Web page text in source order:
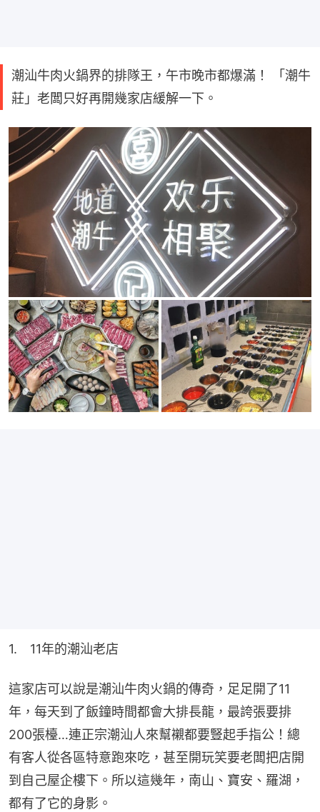
潮汕牛肉火鍋界的排隊王，午市晚市都爆滿！ 「潮牛
莊」老闆只好再開幾家店緩解一下。
1.　11年的潮汕老店
這家店可以說是潮汕牛肉火鍋的傳奇，足足開了11
年，每天到了飯鐘時間都會大排長龍，最誇張要排
200張檯…連正宗潮汕人來幫襯都要豎起手指公！總
有客人從各區特意跑來吃，甚至開玩笑要老闆把店開
到自己屋企樓下。所以這幾年，南山、寶安、羅湖，
都有了它的身影。